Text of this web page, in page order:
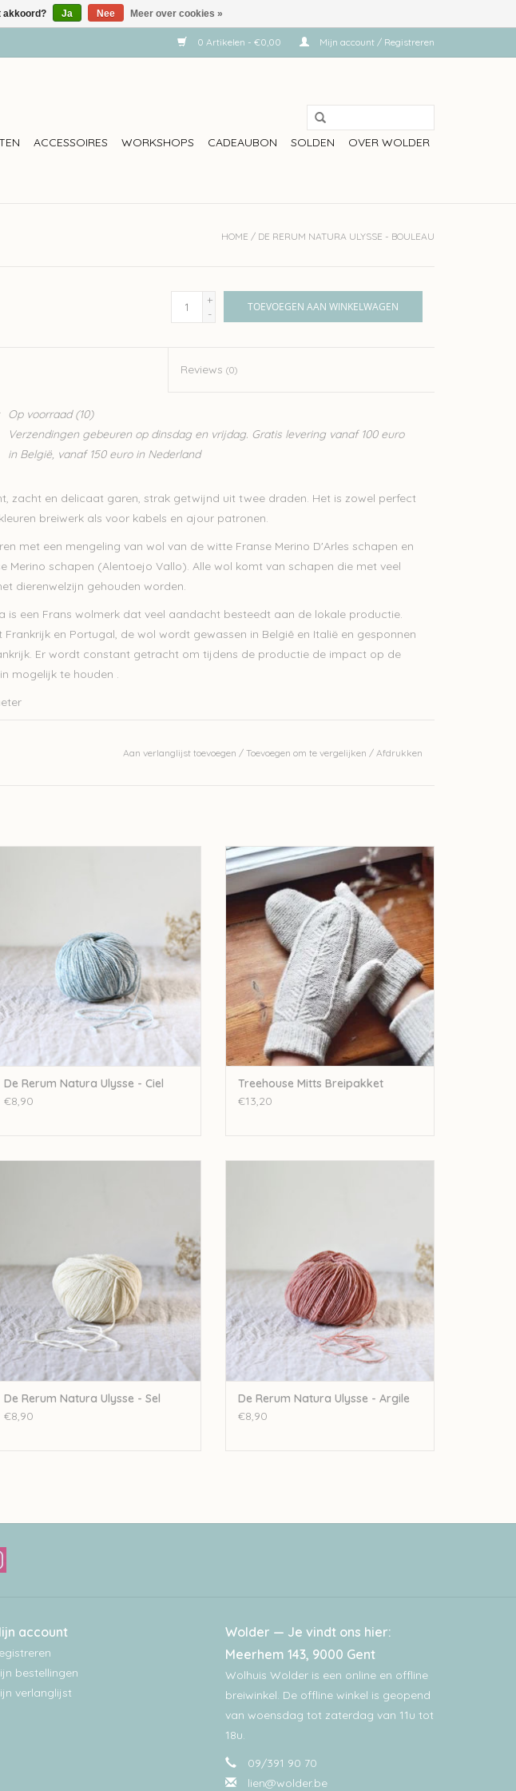
0 Artikelen - €0,00 Mijn account / Registreren
ACCESSOIRES WORKSHOPS CADEAUBON SOLDEN OVER WOLDER
HOME / DE RERUM NATURA ULYSSE - BOULEAU
+
-
TOEVOEGEN AAN WINKELWAGEN
Reviews(0)
Op voorraad(10)
Verzendingen gebeuren op dinsdag en vrijdag. Gratis levering vanaf 100 euro
in België, vanaf 150 euro in Nederland
zacht en delicaat garen, strak getwijnd uit twee draden. Het is zowel perfect
breiwerk als voor kabels en ajour patronen.
met een mengeling van wol van de witte Franse Merino D'Arles schapen en
Merino schapen (Alentoejo Vallo). Alle wol komt van schapen die met veel
dierenwelzijn gehouden worden.
is een Frans wolmerk dat veel aandacht besteedt aan de lokale productie.
Frankrijk en Portugal, de wol wordt gewassen in Belgiê en Italië en gesponnen
Er wordt constant getracht om tijdens de productie de impact op de
mogelijk te houden .
Aan verlanglijst toevoegen / Toevoegen om te vergelijken / Afdrukken
De Rerum Natura Ulysse - Ciel
€8,90
Treehouse Mitts Breipakket
TOEVOEGEN AAN WINKELWAGEN
Treehouse Mitts Breipakket
€13,20
De Rerum Natura Ulysse - Sel
€8,90
De Rerum Natura Ulysse - Argile
€8,90
account
bestellingen
verlanglijst
Wolder — Je vindt ons hier:
Meerhem 143, 9000 Gent
Wolhuis Wolder is een online en offline
breiwinkel. De offline winkel is geopend
van woensdag tot zaterdag van 11u tot
18u.
09/391 90 70
lien@wolder.be
akkoord? Ja Nee Meer over cookies »